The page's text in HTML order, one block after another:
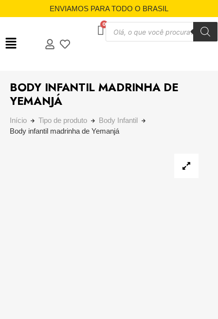
ENVIAMOS PARA TODO O BRASIL
BODY INFANTIL MADRINHA DE
YEMANJÁ
Início Tipo de produto
Body Infantil
Body infantil madrinha de Yemanjá